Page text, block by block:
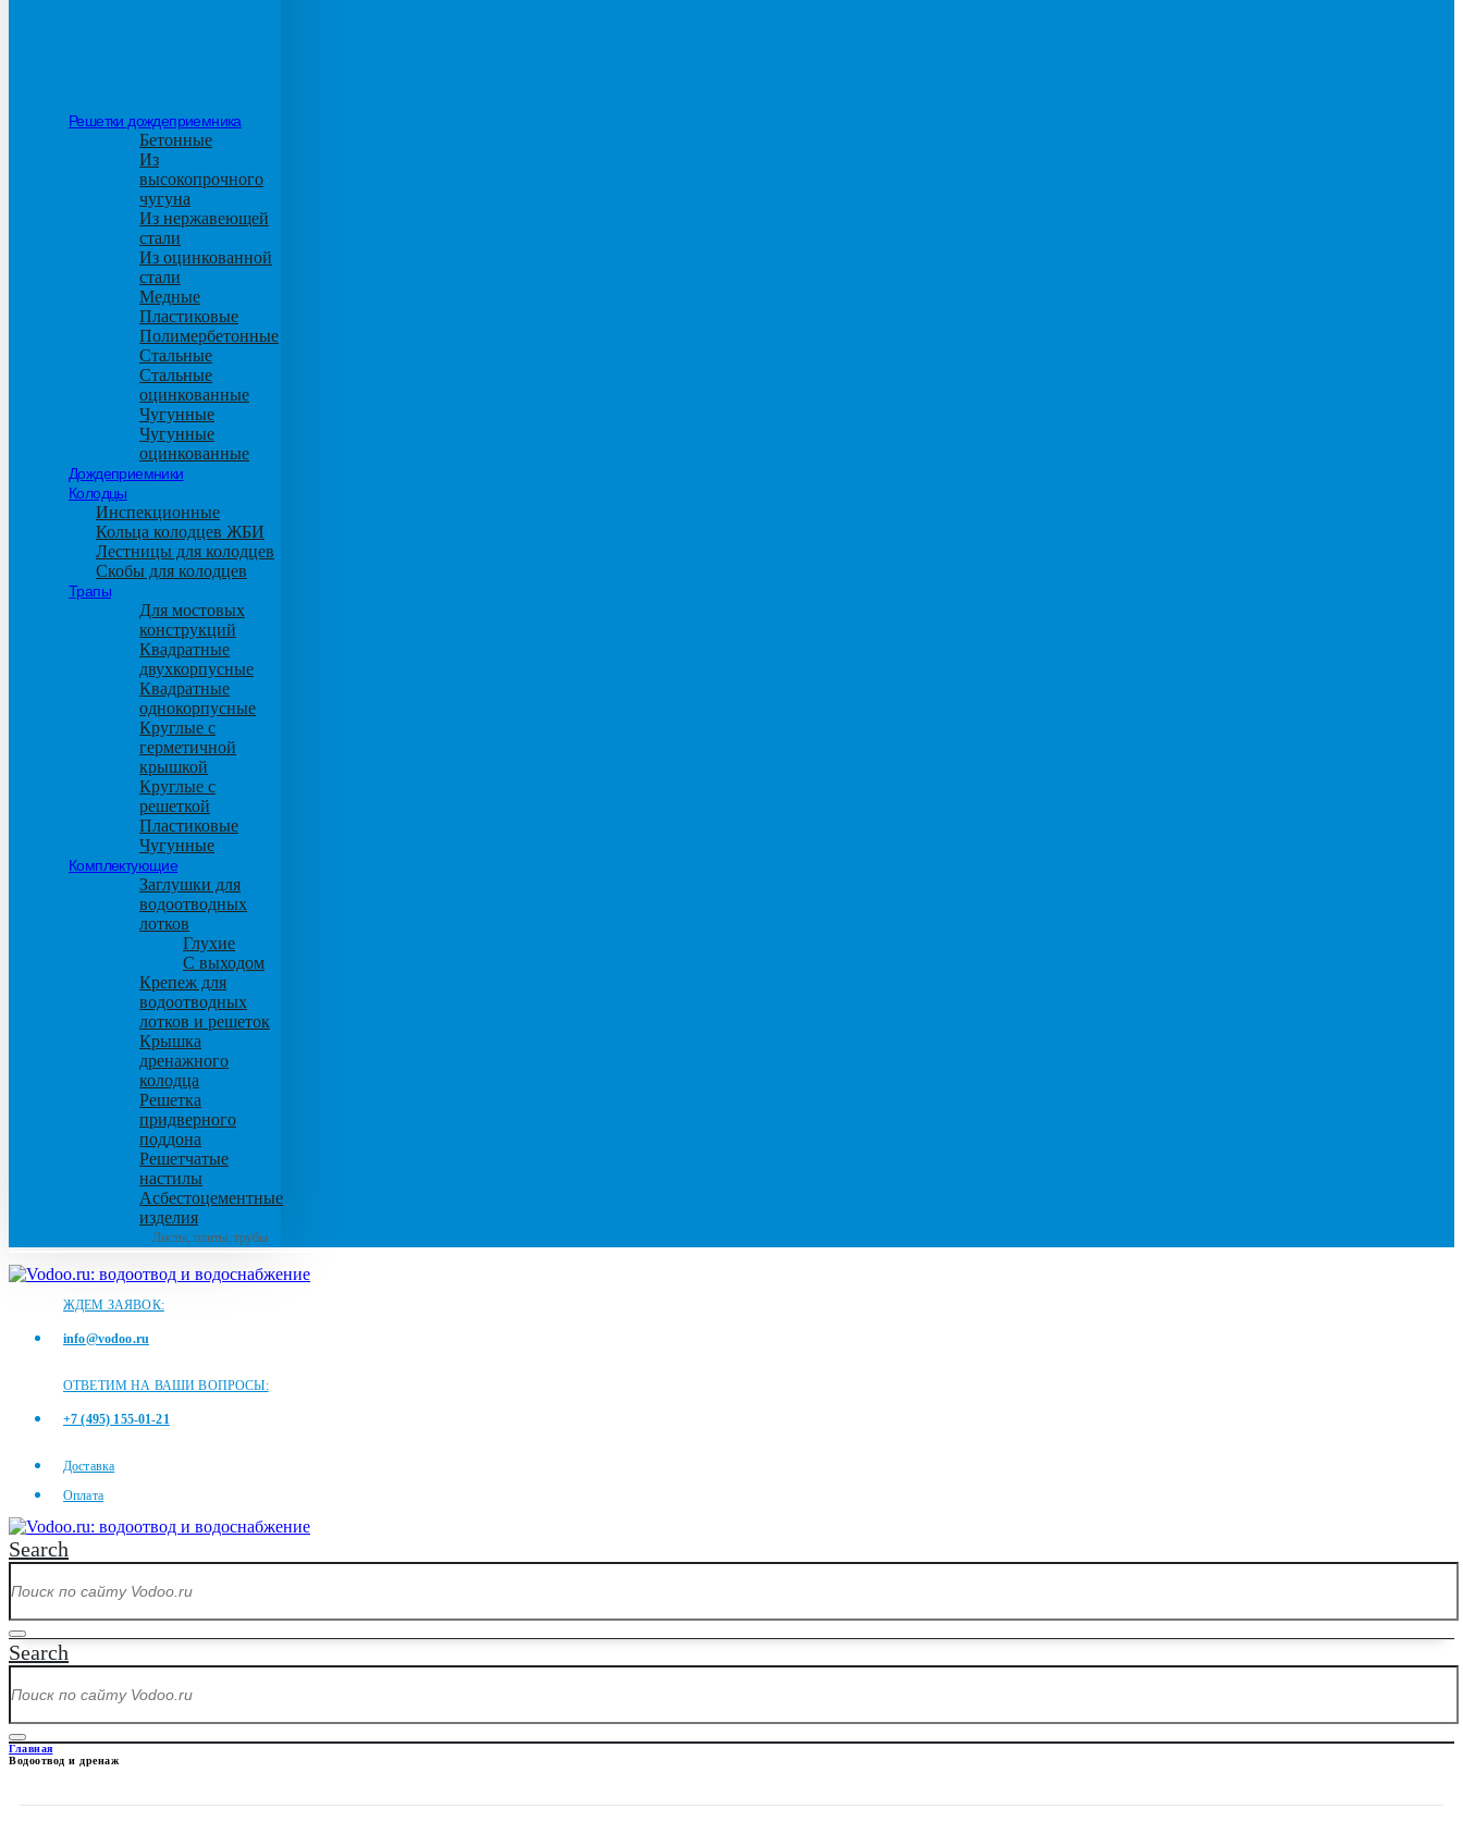
Решетки дождеприемника
Бетонные
Из
высокопрочного
чугуна
Из нержавеющей
стали
Из оцинкованной
стали
Медные
Пластиковые
Полимербетонные
Стальные
Стальные
оцинкованные
Чугунные
Чугунные
оцинкованные
Дождеприемники
Колодцы
Инспекционные
Кольца колодцев ЖБИ
Лестницы для колодцев
Скобы для колодцев
Трапы
Для мостовых
конструкций
Квадратные
двухкорпусные
Квадратные
однокорпусные
Круглые с
герметичной
крышкой
Круглые с
решеткой
Пластиковые
Чугунные
Комплектующие
Заглушки для
водоотводных
лотков
Глухие
С выходом
Крепеж для
водоотводных
лотков и решеток
Крышка
дренажного
колодца
Решетка
придверного
поддона
Решетчатые
настилы
Асбестоцементные
изделия
Листы, плиты, трубы
ЖДЕМ ЗАЯВОК:
info@vodoo.ru
ОТВЕТИМ НА ВАШИ ВОПРОСЫ:
+7 (495) 155-01-21
Доставка
Оплата
Search
Search
Главная
Водоотвод и дренаж